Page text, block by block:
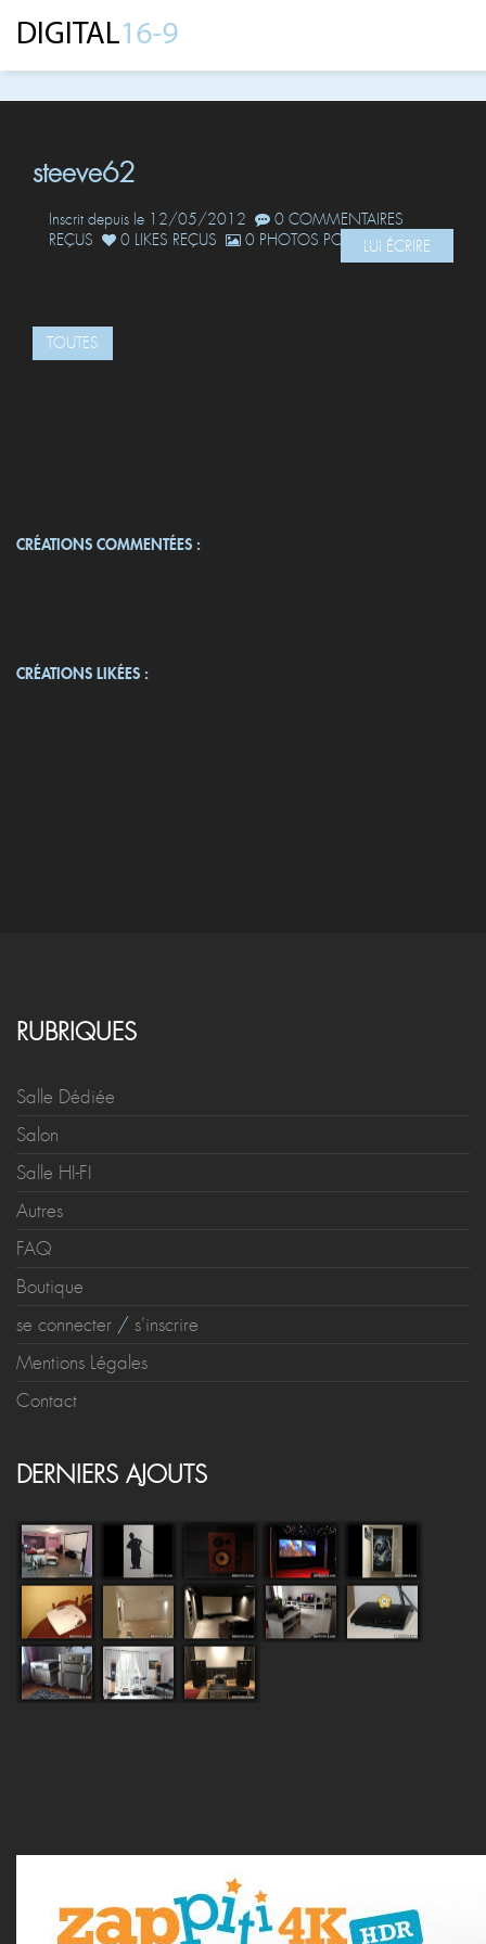
steeve62
Inscrit depuis le 12/05/2012
0 COMMENTAIRES
REÇUS
0 LIKES REÇUS 0 PHOTOS POSTÉESLUI ÉCRIRE
TOUTES
CRÉATIONS COMMENTÉES :
CRÉATIONS LIKÉES :
RUBRIQUES
Salle Dédiée
Salon
Salle HI-FI
Autres
FAQ
Boutique
se connecter / s'inscrire
Mentions Légales
Contact
DERNIERS AJOUTS